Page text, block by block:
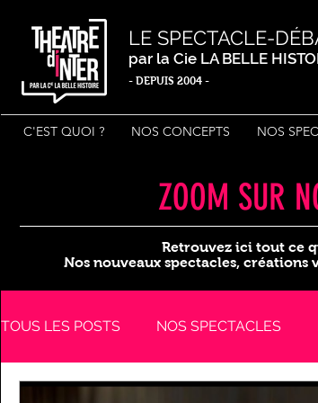
LE SPECTACLE-
par la Cie LA BELLE
- DEPUIS 2004 -
C'EST QUOI ? NOS CONCEPTS NOS
ZOOM SUR
Retrouvez ici tout ce
Nos nouveaux spectacles, créations
TOUS LES POSTS NOS SPECTACLES